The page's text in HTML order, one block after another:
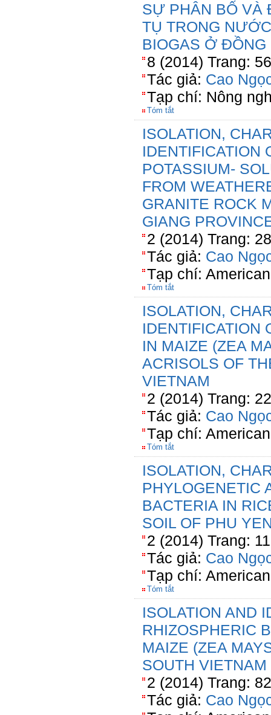
SỰ PHÂN BỐ VÀ
TỤ TRONG
BIOGAS Ở
8 (2014) Trang:
Tác giả: Cao
Tạp chí: Nông
Tóm tắt
ISOLATION,
IDENTIFICATION
POTASSIUM-
FROM
GRANITE ROCK
GIANG
2 (2014) Trang:
Tác giả: Cao
Tạp chí:
Tóm tắt
ISOLATION,
IDENTIFICATION
IN MAIZE (ZEA
ACRISOLS OF
VIETNAM
2 (2014) Trang:
Tác giả: Cao
Tạp chí:
Tóm tắt
ISOLATION,
PHYLOGENETIC
BACTERIA IN
SOIL OF PHU
2 (2014) Trang:
Tác giả: Cao
Tạp chí:
Tóm tắt
ISOLATION AND
RHIZOSPHERIC
MAIZE (ZEA
SOUTH VIETNAM
2 (2014) Trang:
Tác giả: Cao